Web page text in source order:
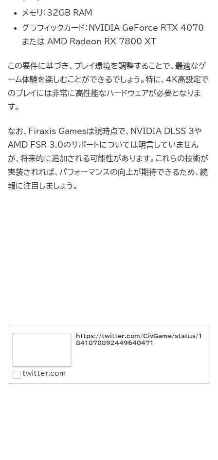
メモリ：32GB RAM
グラフィックカード：NVIDIA GeForce RTX 4070
または AMD Radeon RX 7800 XT
この要件に基づき、プレイ環境を調整することで、最適なゲ
ーム体験を楽しむことができるでしょう。特に、4K高設定で
のプレイには非常に高性能なハードウェアが必要となりま
す。
なお、Firaxis Gamesは現時点で、NVIDIA DLSS 3や
AMD FSR 3.0のサポートについては明言していません
が、将来的に追加される可能性があります。これらの技術が
実装されれば、パフォーマンスの向上が期待できるため、続
報に注目しましょう。
https://twitter.com/CivGame/status/1
841870892449640471
twitter.com